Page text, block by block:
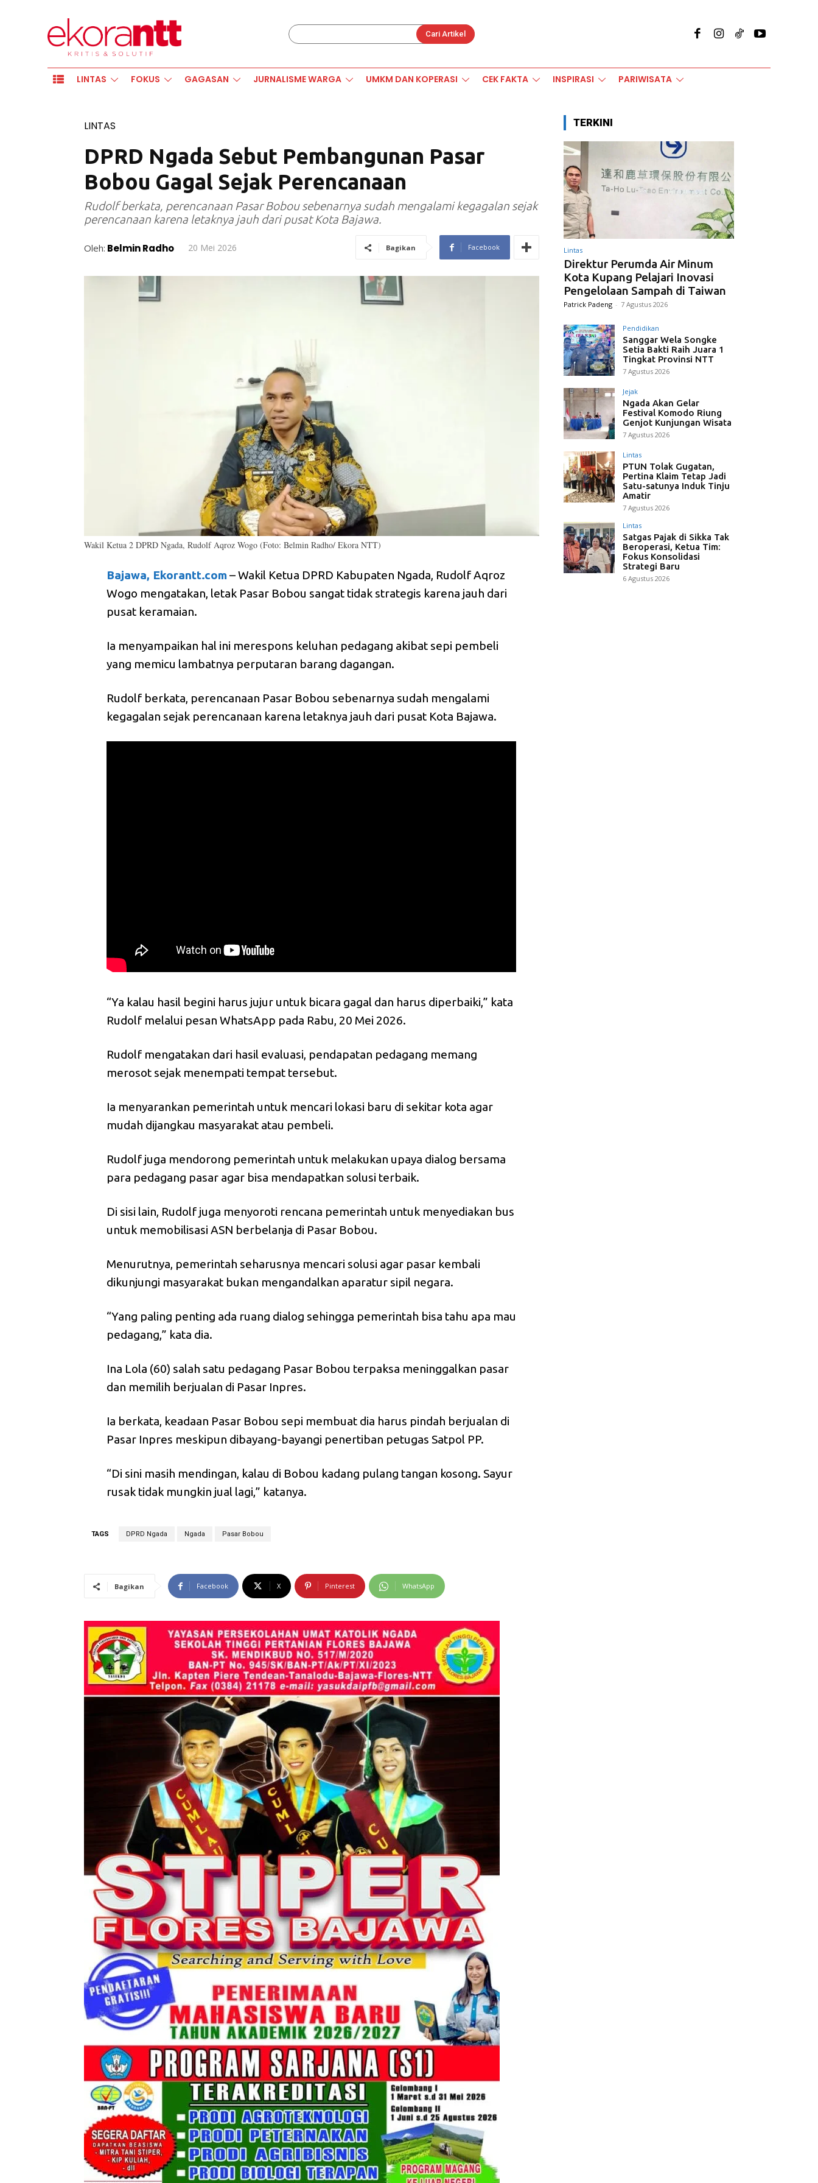
Cari Artikel
LINTAS FOKUS GAGASAN JURNALISME WARGA UMKM DAN KOPERASI CEK FAKTA INSPIRASI PARIWISATA
LINTAS
DPRD Ngada Sebut Pembangunan Pasar
Bobou Gagal Sejak Perencanaan
Rudolf berkata, perencanaan Pasar Bobou sebenarnya sudah mengalami kegagalan sejak
perencanaan karena letaknya jauh dari pusat Kota Bajawa.
Oleh: Belmin Radho 20 Mei 2026 Bagikan Facebook
Wakil Ketua 2 DPRD Ngada, Rudolf Aqroz Wogo (Foto: Belmin Radho/ Ekora NTT)
Bajawa, Ekorantt.com– Wakil Ketua DPRD Kabupaten Ngada, Rudolf Aqroz
Wogo mengatakan, letak Pasar Bobou sangat tidak strategis karena jauh dari
pusat keramaian.
Ia menyampaikan hal ini merespons keluhan pedagang akibat sepi pembeli
yang memicu lambatnya perputaran barang dagangan.
Rudolf berkata, perencanaan Pasar Bobou sebenarnya sudah mengalami
kegagalan sejak perencanaan karena letaknya jauh dari pusat Kota Bajawa.
“Ya kalau hasil begini harus jujur untuk bicara gagal dan harus diperbaiki,” kata
Rudolf melalui pesan WhatsApp pada Rabu, 20 Mei 2026.
Rudolf mengatakan dari hasil evaluasi, pendapatan pedagang memang
merosot sejak menempati tempat tersebut.
Ia menyarankan pemerintah untuk mencari lokasi baru di sekitar kota agar
mudah dijangkau masyarakat atau pembeli.
Rudolf juga mendorong pemerintah untuk melakukan upaya dialog bersama
para pedagang pasar agar bisa mendapatkan solusi terbaik.
Di sisi lain, Rudolf juga menyoroti rencana pemerintah untuk menyediakan bus
untuk memobilisasi ASN berbelanja di Pasar Bobou.
Menurutnya, pemerintah seharusnya mencari solusi agar pasar kembali
dikunjungi masyarakat bukan mengandalkan aparatur sipil negara.
“Yang paling penting ada ruang dialog sehingga pemerintah bisa tahu apa mau
pedagang,” kata dia.
Ina Lola (60) salah satu pedagang Pasar Bobou terpaksa meninggalkan pasar
dan memilih berjualan di Pasar Inpres.
Ia berkata, keadaan Pasar Bobou sepi membuat dia harus pindah berjualan di
Pasar Inpres meskipun dibayang-bayangi penertiban petugas Satpol PP.
“Di sini masih mendingan, kalau di Bobou kadang pulang tangan kosong. Sayur
rusak tidak mungkin jual lagi,” katanya.
TAGS DPRD Ngada Ngada Pasar Bobou
Bagikan Facebook X Pinterest WhatsApp
TERKINI
Lintas
Direktur Perumda Air Minum
Kota Kupang Pelajari Inovasi
Pengelolaan Sampah di Taiwan
Patrick Padeng - 7 Agustus 2026
Pendidikan
Sanggar Wela Songke
Setia Bakti Raih Juara 1
Tingkat Provinsi NTT
7 Agustus 2026
Jejak
Ngada Akan Gelar
Festival Komodo Riung
Genjot Kunjungan Wisata
7 Agustus 2026
Lintas
PTUN Tolak Gugatan,
Pertina Klaim Tetap Jadi
Satu-satunya Induk Tinju
Amatir
7 Agustus 2026
Lintas
Satgas Pajak di Sikka Tak
Beroperasi, Ketua Tim:
Fokus Konsolidasi
Strategi Baru
6 Agustus 2026